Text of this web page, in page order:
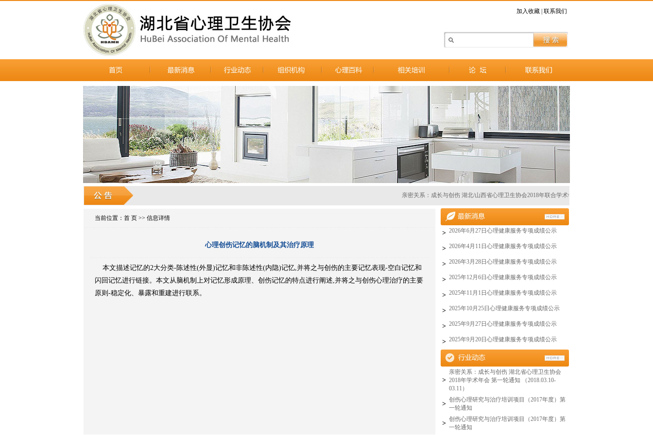
加入收藏 联系我们
亲密关系：成长与创伤 湖北/山西省心理卫生协会2018年联合学术年会 第二轮通知 （2018.03.10-
当前位置： 首 页 >> 信息详情
心理创伤记忆的脑机制及其治疗原理
本文描述记忆的2大分类-陈述性(外显)记忆和非陈述性(内隐)记忆,并将之与创伤的主要记忆表现-空白记忆和
闪回记忆进行链接。本文从脑机制上对记忆形成原理、创伤记忆的特点进行阐述,并将之与创伤心理治疗的主要
原则-稳定化、暴露和重建进行联系。
> 2026年6月27日心理健康服务专项成绩公示
> 2026年4月11日心理健康服务专项成绩公示
> 2026年3月28日心理健康服务专项成绩公示
> 2025年12月6日心理健康服务专项成绩公示
> 2025年11月1日心理健康服务专项成绩公示
> 2025年10月25日心理健康服务专项成绩公示
> 2025年9月27日心理健康服务专项成绩公示
> 2025年9月20日心理健康服务专项成绩公示
>
亲密关系：成长与创伤 湖北省心理卫生协会
2018年学术年会 第一轮通知 （2018.03.10-
03.11）
>
创伤心理研究与治疗培训项目（2017年度）第
一轮通知
>
创伤心理研究与治疗培训项目（2017年度）第
一轮通知